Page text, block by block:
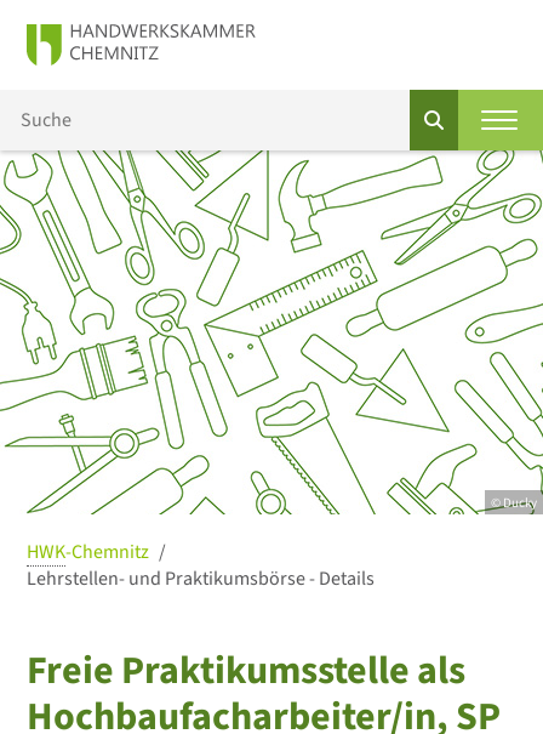
© Ducky
HWK-Chemnitz
Lehrstellen- und Praktikumsbörse - Details
Freie Praktikumsstelle als
Hochbaufacharbeiter/in, SP